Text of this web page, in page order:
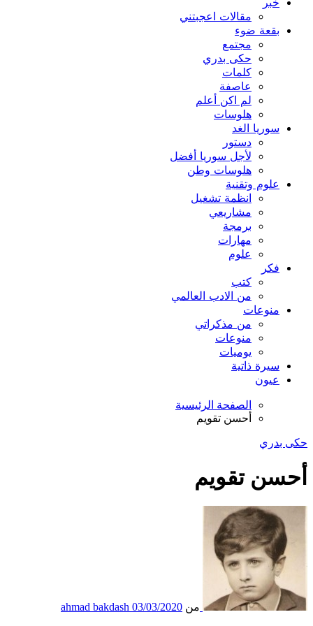
خبر
مقالات اعجبتني
بقعة ضوء
مجتمع
حكى بدري
كلمات
عاصفة
لم اكن أعلم
هلوسات
سوريا الغد
دستور
لأجل سوريا أفضل
هلوسات وطن
علوم وتقنية
انظمة تشغيل
مشاريعي
برمجة
مهارات
علوم
فكر
كتب
من الادب العالمي
منوعات
من مذكراتي
منوعات
يوميات
سيرة ذاتية
عيون
الصفحة الرئيسية
أحسن تقويم
حكى بدري
أحسن تقويم
من ahmad bakdash 03/03/2020